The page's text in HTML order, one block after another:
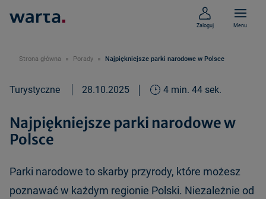
Zaloguj Menu
Strona główna Porady Najpiękniejsze parki narodowe w Polsce
Turystyczne 28.10.2025 4 min. 44 sek.
Najpiękniejsze parki narodowe w
Polsce
Parki narodowe to skarby przyrody, które możesz
poznawać w każdym regionie Polski. Niezależnie od